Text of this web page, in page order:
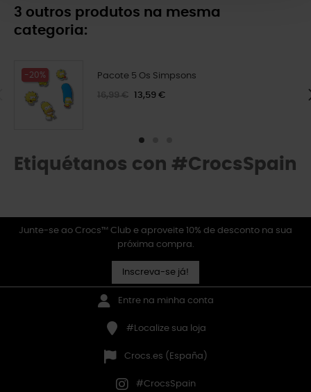
3 outros produtos na mesma
categoria:
-20% Pacote 5 Os Simpsons
16,99 € 13,59 €
Etiquétanos con #CrocsSpain
Junte-se ao Crocs™ Club e aproveite 10% de desconto na sua
próxima compra.
Inscreva-se já!
Entre na minha conta
#Localize sua loja
Crocs.es (España)
#CrocsSpain